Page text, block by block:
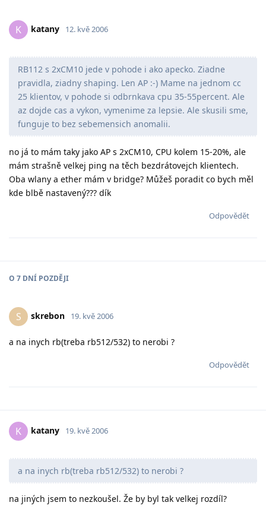
K katany 12. kvě 2006
RB112 s 2xCM10 jede v pohode i ako apecko. Ziadne
pravidla, ziadny shaping. Len AP :-) Mame na jednom cc
25 klientov, v pohode si odbrnkava cpu 35-55percent. Ale
az dojde cas a vykon, vymenime za lepsie. Ale skusili sme,
funguje to bez sebemensich anomalii.
no já to mám taky jako AP s 2xCM10, CPU kolem 15-20%, ale
mám strašně velkej ping na těch bezdrátovejch klientech.
Oba wlany a ether mám v bridge? Můžeš poradit co bych měl
kde blbě nastavený??? dík
Odpovědět
O 7 DNÍ POZDĚJI
S skrebon 19. kvě 2006
a na inych rb(treba rb512/532) to nerobi ?
Odpovědět
K katany 19. kvě 2006
a na inych rb(treba rb512/532) to nerobi ?
na jiných jsem to nezkoušel. Že by byl tak velkej rozdíl?